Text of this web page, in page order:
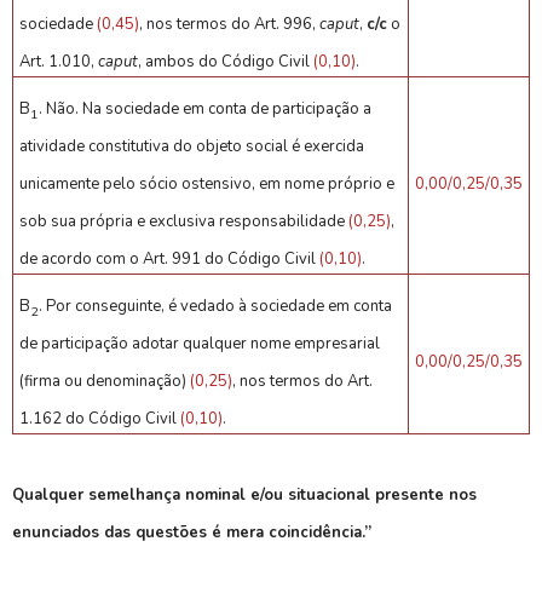
sociedade(0,45), nos termos do Art. 996, caput, c/co
Art. 1.010, caput, ambos do Código Civil(0,10).
B1. Não. Na sociedade em conta de participação a
atividade constitutiva do objeto social é exercida
unicamente pelo sócio ostensivo, em nome próprio e
sob sua própria e exclusiva responsabilidade(0,25),
de acordo com o Art. 991 do Código Civil(0,10).
0,00/0,25/0,35
B2. Por conseguinte, é vedado à sociedade em conta
de participação adotar qualquer nome empresarial
(firma ou denominação) (0,25), nos termos do Art.
1.162 do Código Civil(0,10).
0,00/0,25/0,35
Qualquer semelhança nominal e/ou situacional presente nos
enunciados das questões é mera coincidência.”